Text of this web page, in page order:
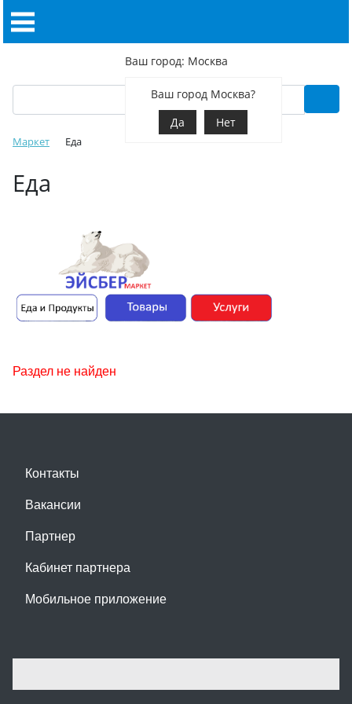
Ваш город: Москва
Ваш город Москва?
Да
Нет
Маркет Еда
Еда
Раздел не найден
Контакты
Вакансии
Партнер
Кабинет партнера
Мобильное приложение